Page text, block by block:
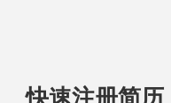
快速注册简历